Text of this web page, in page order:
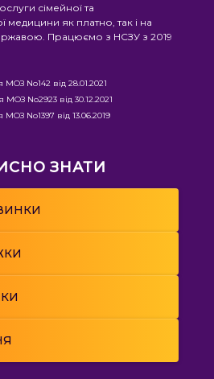
сімейної та
медицини як платно, так і на
Працюємо з НСЗУ з 2019
No142 від 28.01.2021
No2923 від 30.12.2021
No1397 від 13.06.2019
ЗНАТИ